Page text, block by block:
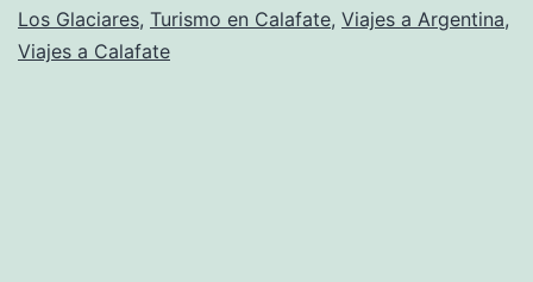
Los Glaciares, Turismo en Calafate, Viajes a Argentina,
Viajes a Calafate